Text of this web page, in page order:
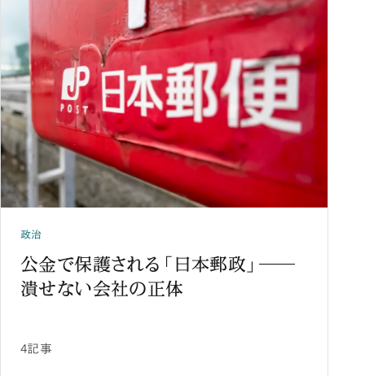
政治
公金で保護される「日本郵政」――
潰せない会社の正体
4記事